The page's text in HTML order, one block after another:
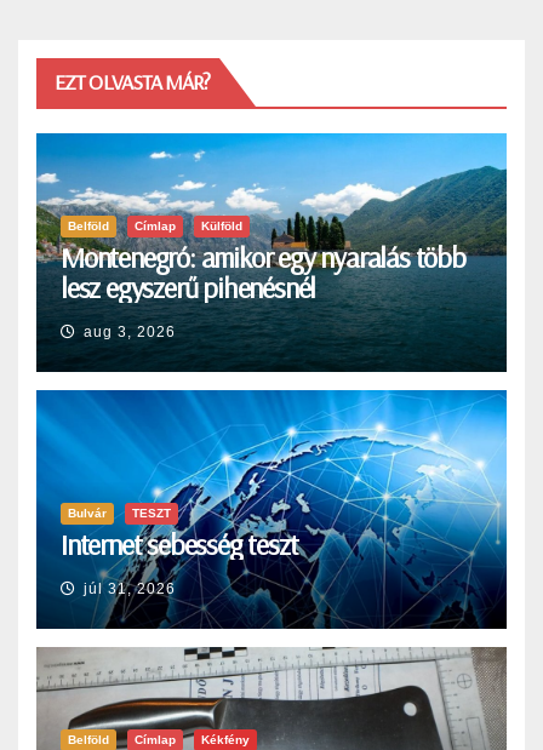
EZT OLVASTA MÁR?
Belföld Címlap Külföld
Montenegró: amikor egy nyaralás több
lesz egyszerű pihenésnél
aug 3, 2026
Bulvár TESZT
Internet sebesség teszt
júl 31, 2026
Belföld Címlap Kékfény